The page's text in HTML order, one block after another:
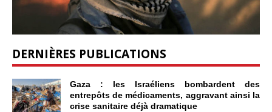
DERNIÈRES PUBLICATIONS
Gaza : les Israéliens bombardent des
entrepôts de médicaments, aggravant ainsi la
crise sanitaire déjà dramatique